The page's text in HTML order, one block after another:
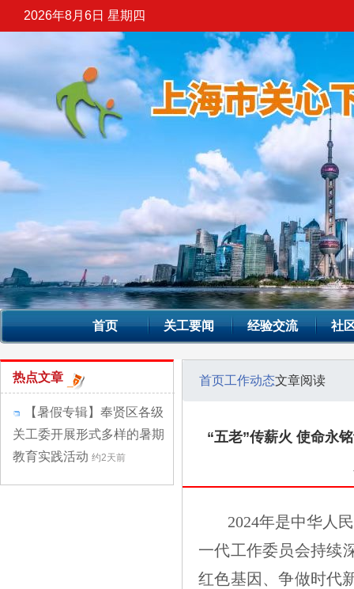
2026年8月6日 星期四
首页 关工要闻 经验交流 社
热点文章
【暑假专辑】奉贤区各级
关工委开展形式多样的暑期
教育实践活动 约2天前
首页工作动态文章阅读
“五老”传薪火 使命永
2024年是中华人
一代工作委员会持续
红色基因、争做时代